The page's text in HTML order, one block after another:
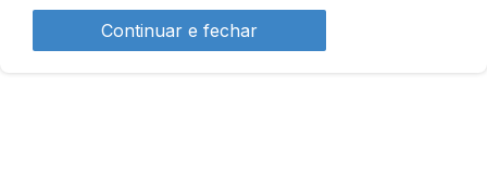
R$ 25,82
Continuar e fechar